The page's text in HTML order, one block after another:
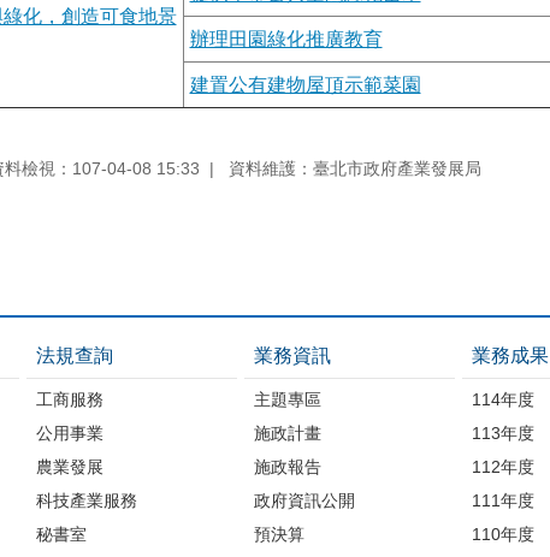
化，創造可食地景
辦理田園綠化推廣教育
建置公有建物屋頂示範菜園
料檢視：107-04-08 15:33 資料維護：臺北市政府產業發展局
法規查詢
工商服務
公用事業
農業發展
科技產業服務
秘書室
業務資訊
主題專區
施政計畫
施政報告
政府資訊公開
預決算
業務成果
114年度
113年度
112年度
111年度
110年度